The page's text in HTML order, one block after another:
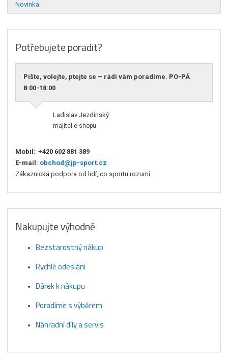
Novinka
Potřebujete poradit?
Pište, volejte, ptejte se – rádi vám poradíme. PO-PÁ
8:00-18:00
Ladislav Jezdinský
majitel e-shopu
Mobil: +420 602 881 389
E-mail: obchod@jp-sport.cz
Zákaznická podpora od lidí, co sportu rozumí.
Nakupujte výhodně
Bezstarostný nákup
Rychlé odeslání
Dárek k nákupu
Poradíme s výběrem
Náhradní díly a servis